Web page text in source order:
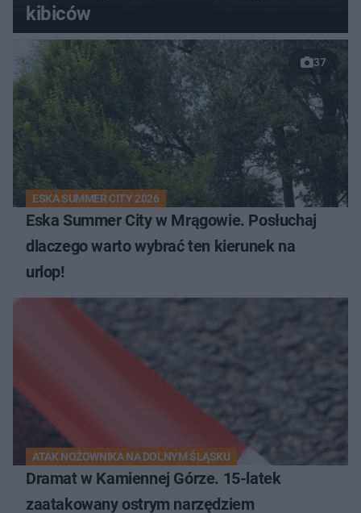
kibiców
37
ESKA SUMMER CITY 2026
Eska Summer City w Mrągowie. Posłuchaj
dlaczego warto wybrać ten kierunek na
urlop!
ATAK NOŻOWNIKA NA DOLNYM ŚLĄSKU
Dramat w Kamiennej Górze. 15-latek
zaatakowany ostrym narzędziem